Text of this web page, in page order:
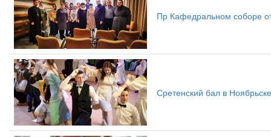
Пр Кафедральном соборе
Сретенский бал в Ноябрьске